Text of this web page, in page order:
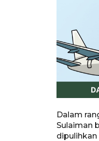
Dalam
Sulaiman
dipulihkan